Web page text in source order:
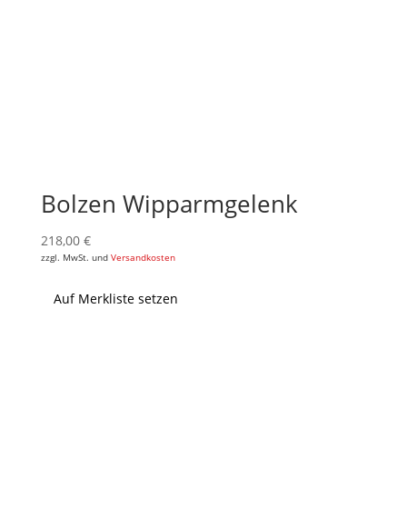
Bolzen Wipparmgelenk
218,00 €
zzgl. MwSt. und Versandkosten
Auf Merkliste setzen